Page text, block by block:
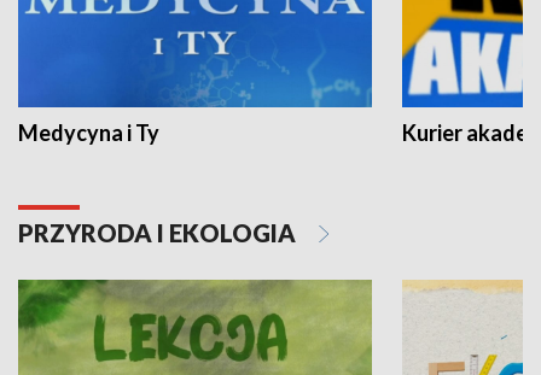
Medycyna i Ty Kurier
PRZYRODA I EKOLOGIA